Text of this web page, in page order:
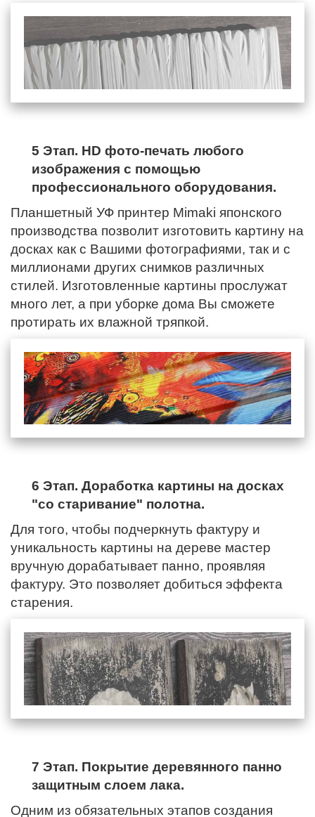
5 Этап. HD фото-печать любого
изображения с помощью
профессионального оборудования.
Планшетный УФ принтер Mimaki японского
производства позволит изготовить картину на
досках как с Вашими фотографиями, так и с
миллионами других снимков различных
стилей. Изготовленные картины прослужат
много лет, а при уборке дома Вы сможете
протирать их влажной тряпкой.
6 Этап. Доработка картины на досках
"со старивание" полотна.
Для того, чтобы подчеркнуть фактуру и
уникальность картины на дереве мастер
вручную дорабатывает панно, проявляя
фактуру. Это позволяет добиться эффекта
старения.
7 Этап. Покрытие деревянного панно
защитным слоем лака.
Одним из обязательных этапов создания